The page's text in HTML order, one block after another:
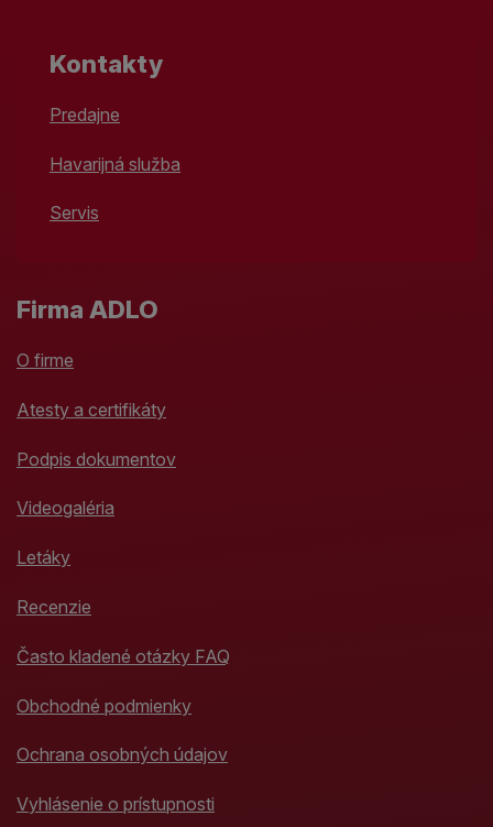
Kontakty
Predajne
Havarijná služba
Servis
Firma ADLO
O firme
Atesty a certifikáty
Podpis dokumentov
Videogaléria
Letáky
Recenzie
Často kladené otázky FAQ
Obchodné podmienky
Ochrana osobných údajov
Vyhlásenie o prístupnosti